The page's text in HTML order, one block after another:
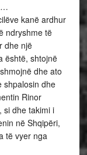
kanë ardhur
ndryshme të
dhe një
është, shtojnë
dhe ato
shpalosin dhe
Rinor
si dhe takimi i
në Shqipëri,
të vyer nga